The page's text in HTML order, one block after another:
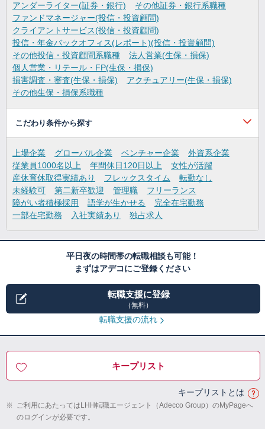
アンダーライター(証券・銀行)
その他証券・銀行系職種
ファンドマネージャー(投信・投資顧問)
クライアントサービス(投信・投資顧問)
投信・年金バックオフィス(レポート)(投信・投資顧問)
その他投信・投資顧問系職種
法人営業(生保・損保)
個人営業・リテール・FP(生保・損保)
損害調査・審査(生保・損保)
アクチュアリー(生保・損保)
その他生保・損保系職種
こだわり条件から探す
上場企業 グローバル企業 ベンチャー企業
外資系企業
従業員1000名以上
年間休日120日以上
女性が活躍
産休育休取得実績あり
フレックスタイム
転勤なし
未経験可
第二新卒歓迎 管理職
フリーランス
障がい者積極採用
語学が生かせる
完全在宅勤務
一部在宅勤務
入社実績あり 独占求人
平日夜の時間帯の転職相談も可能！
まずはアデコにご登録ください
転職支援に登録
（無料）
転職支援の流れ
キープリスト
キープリストとは
※ ご利用にあたってはLHH転職エージェント（Adecco Group）のMyPageへ
のログインが必要です。